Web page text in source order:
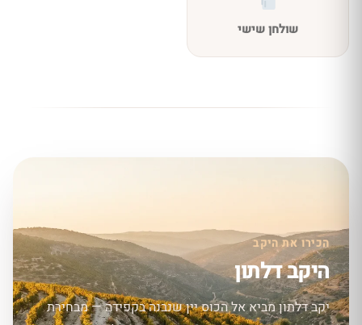
שולחן שישי
הכירו את היקב
היקב דלתון
יקב דלתון מביא אל הכוס יין שנבנה בקפידה — מבחירת